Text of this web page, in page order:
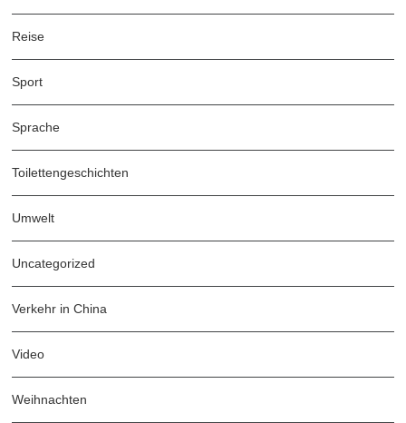
Reise
Sport
Sprache
Toilettengeschichten
Umwelt
Uncategorized
Verkehr in China
Video
Weihnachten